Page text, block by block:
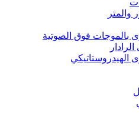
والمتر
بالموجات فوق الصوتية
الهيدروستاتيكي